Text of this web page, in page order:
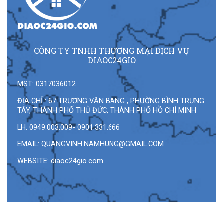
CÔNG TY TNHH THƯƠNG MẠI DỊCH VỤ
DIAOC24GIO
MST: 0317036012
ĐỊA CHỈ : 67 TRƯƠNG VĂN BANG , PHƯỜNG BÌNH TRƯNG
TÂY, THÀNH PHỐ THỦ ĐỨC, THÀNH PHỐ HỒ CHÍ MINH
LH: 0949.003.009- 0901.331.666
EMAIL: QUANGVINH.NAMHUNG@GMAIL.COM
WEBSITE: diaoc24gio.com